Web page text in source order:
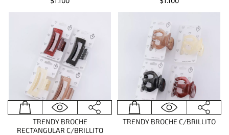
TRENDY BROCHE
RECTANGULAR C/BRILLITO
TRENDY BROCHE C/BRILLITO